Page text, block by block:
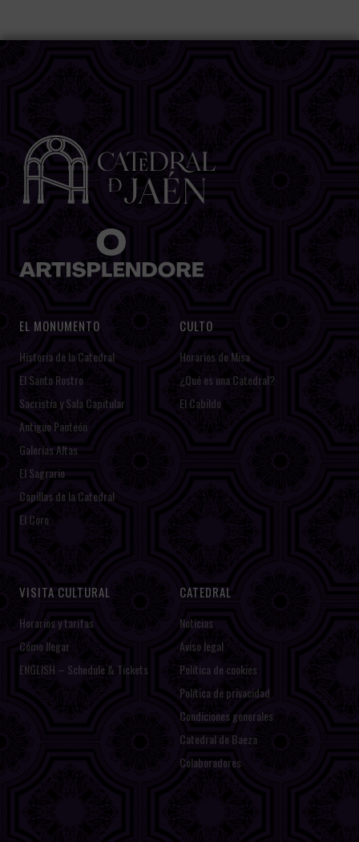
EL MONUMENTO
Historia de la Catedral
El Santo Rostro
Sacristía y Sala Capitular
Antiguo Panteón
Galerías Altas
El Sagrario
Capillas de la Catedral
El Coro
CULTO
Horarios de Misa
¿Qué es una Catedral?
El Cabildo
VISITA CULTURAL
Horarios y tarifas
Cómo llegar
ENGLISH – Schedule & Tickets
CATEDRAL
Noticias
Aviso legal
Política de cookies
Política de privacidad
Condiciones generales
Catedral de Baeza
Colaboradores